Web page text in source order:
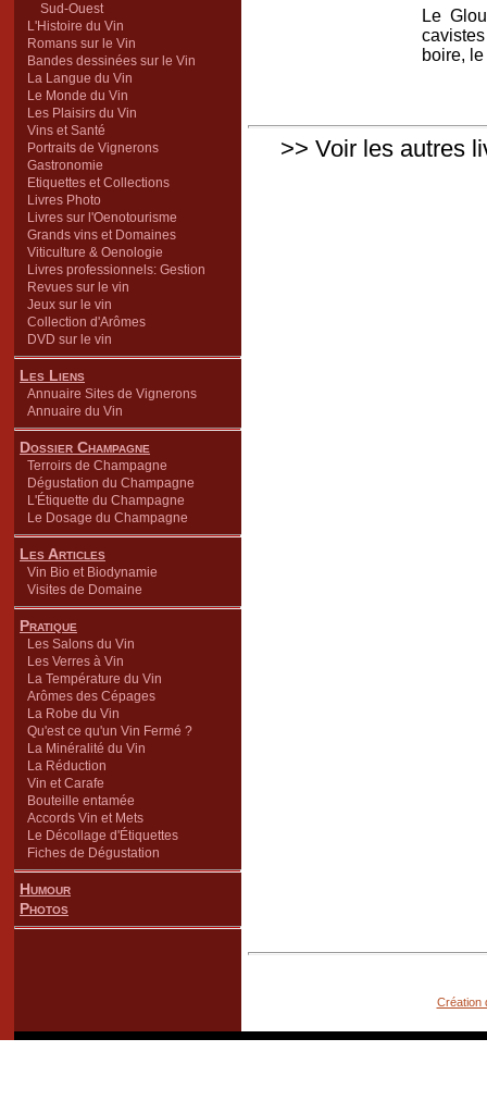
Sud-Ouest
L'Histoire du Vin
Romans sur le Vin
Bandes dessinées sur le Vin
La Langue du Vin
Le Monde du Vin
Les Plaisirs du Vin
Vins et Santé
Portraits de Vignerons
Gastronomie
Etiquettes et Collections
Livres Photo
Livres sur l'Oenotourisme
Grands vins et Domaines
Viticulture & Oenologie
Livres professionnels: Gestion
Revues sur le vin
Jeux sur le vin
Collection d'Arômes
DVD sur le vin
Les Liens
Annuaire Sites de Vignerons
Annuaire du Vin
Dossier Champagne
Terroirs de Champagne
Dégustation du Champagne
L'Étiquette du Champagne
Le Dosage du Champagne
Les Articles
Vin Bio et Biodynamie
Visites de Domaine
Pratique
Les Salons du Vin
Les Verres à Vin
La Température du Vin
Arômes des Cépages
La Robe du Vin
Qu'est ce qu'un Vin Fermé ?
La Minéralité du Vin
La Réduction
Vin et Carafe
Bouteille entamée
Accords Vin et Mets
Le Décollage d'Étiquettes
Fiches de Dégustation
Humour
Photos
Le
boire,
>> Voir les autres
Création